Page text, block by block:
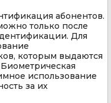
абонентов.
только после
Для
которым выдаются
использование
за их